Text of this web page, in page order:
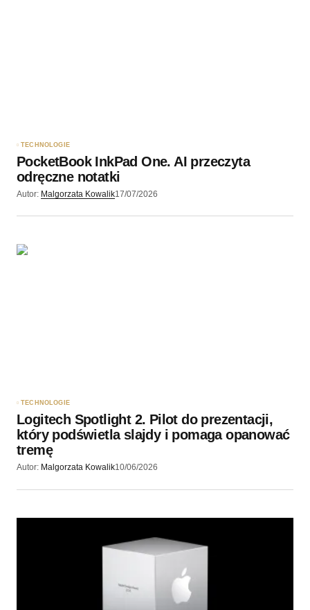
Wyślij komentarz
TECHNOLOGIE
PocketBook InkPad One. AI przeczyta
odręczne notatki
Autor: Malgorzata Kowalik17/07/2026
TECHNOLOGIE
Logitech Spotlight 2. Pilot do prezentacji,
który podświetla slajdy i pomaga opanować
tremę
Autor: Malgorzata Kowalik10/06/2026